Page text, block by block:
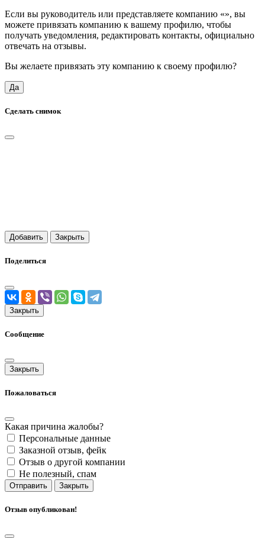
Если вы руководитель или представляете компанию «», вы
можете привязать компанию к вашему профилю, чтобы
получать уведомления, редактировать контакты, официально
отвечать на отзывы.
Вы желаете привязать эту компанию к своему профилю?
Да
Сделать снимок
Добавить Закрыть
Поделиться
Закрыть
Сообщение
Закрыть
Пожаловаться
Какая причина жалобы?
Персональные данные
Заказной отзыв, фейк
Отзыв о другой компании
Не полезный, спам
Отправить Закрыть
Отзыв опубликован!